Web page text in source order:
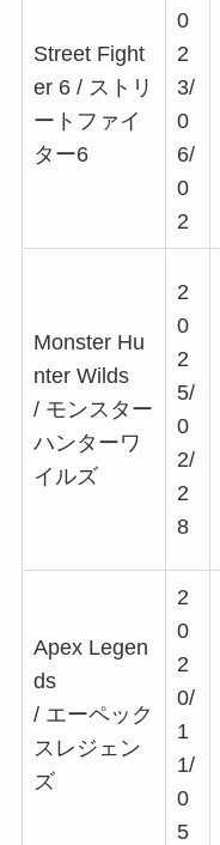
Street Fight
er 6 / ストリ
ートファイ
ター6
0
2
3/
0
6/
0
2
Monster Hu
nter Wilds
/ モンスター
ハンターワ
イルズ
2
0
2
5/
0
2/
2
8
Apex Legen
ds
/ エーペック
スレジェン
ズ
2
0
2
0/
1
1/
0
5